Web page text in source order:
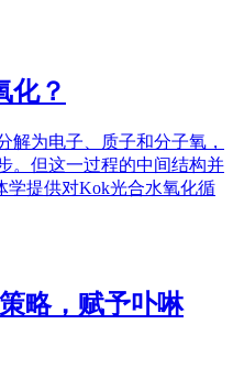
化？
解为电子、质子和分子氧，
。但这一过程的中间结构并
学提供对Kok光合水氧化循
略，赋予卟啉